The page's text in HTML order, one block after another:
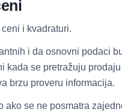
i kvadraturi.
i da osnovni podaci
se pretražuju
brzu proveru informacija.
se ne posmatra